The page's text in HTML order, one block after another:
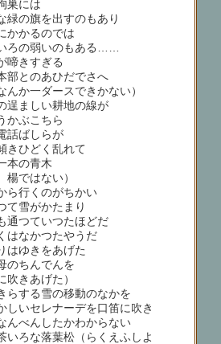
巣には
緑の旗を出すのもあり
かかるのでは
ろの弱いのもある……
啼きすぎる
とのあひだでさへ
一ダースできかない）
逞ましい耕地の線が
かぶこちら
話ばしらが
きひどく乱れて
本の青木
ではない）
ら行くのがちかい
て雪がかたまり
通つていつたほどだ
はなかつたやうだ
ゆきをあげた
ちんでんを
きあげた）
らする雪の移動のなかを
しいセレナーデを口笛に吹き
んべんしたかわからない
な落葉松（らくえふしよ